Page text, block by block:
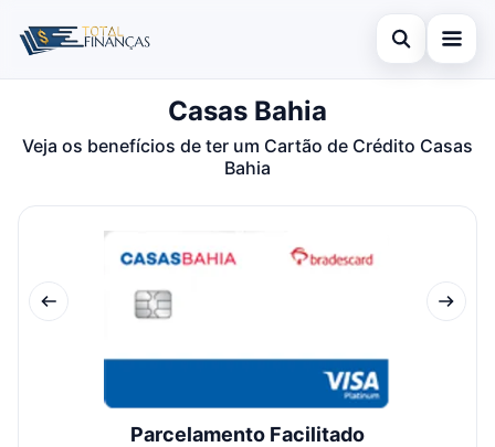
Abrir busca
Cartão de Crédito
Empréstimo
Legal
Buscar no site
Pressione Enter para buscar ou ESC para fechar.
Casas Bahia
Veja os benefícios de ter um Cartão de Crédito Casas
Bahia
Parcelamento Facilitado